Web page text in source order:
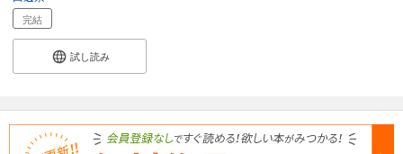
完結
試し読み